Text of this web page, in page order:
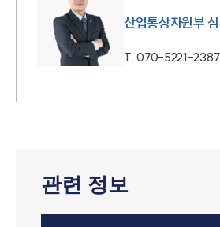
산업통상자원부
T.070-5221-2387
관련 정보